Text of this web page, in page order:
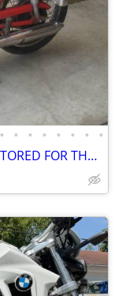
• • • • • • • •
1966 HONDA CB160 - GARAGE FIND - STORED FOR THE PAST 35 YEARS